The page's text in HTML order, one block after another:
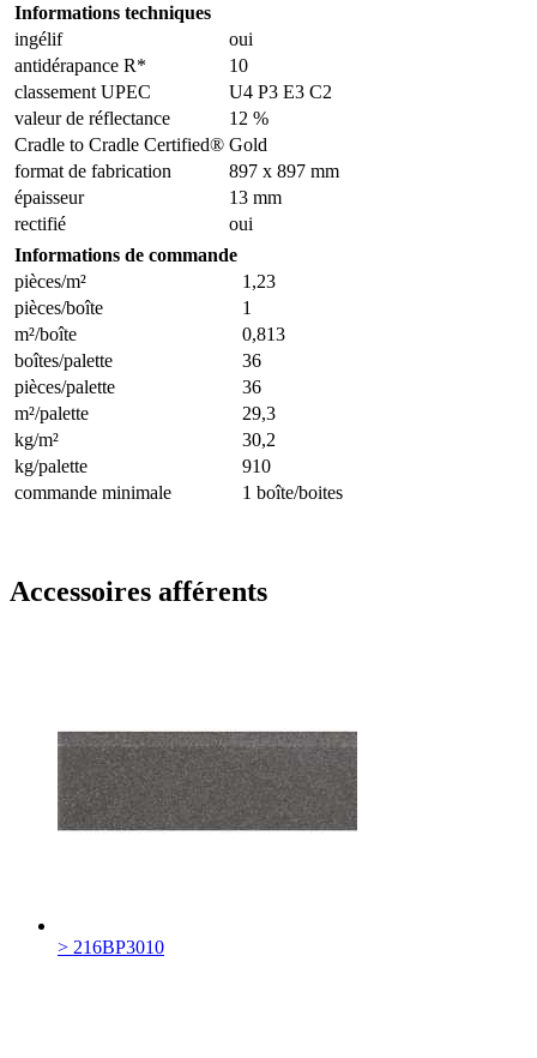
Informations techniques
ingélif
oui
antidérapance R*
10
classement UPEC
U4 P3 E3 C2
valeur de réflectance
12 %
Cradle to Cradle Certified® Gold
format de fabrication
897 x 897 mm
épaisseur
13 mm
rectifié
oui
Informations de commande
pièces/m²
1,23
pièces/boîte
1
m²/boîte
0,813
boîtes/palette
36
pièces/palette
36
m²/palette
29,3
kg/m²
30,2
kg/palette
910
commande minimale
1 boîte/boites
Accessoires afférents
> 216BP3010